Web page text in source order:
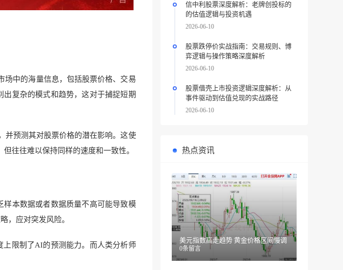
场中的海量信息，包括股票价格、交易
复杂的模式和趋势，这对于捕捉短期
并预测其对股票价格的潜在影响。这使
往往难以保持同样的速度和一致性。
本数据或者数据质量不高可能导致模
，应对突发风险。
限制了AI的预测能力。而人类分析师
信中利股票深度解析：老牌创投标的
的估值逻辑与投资机遇
2026-06-10
股票跌停价实战指南：交易规则、博
弈逻辑与操作策略深度解析
2026-06-10
股票借壳上市投资逻辑深度解析：从
事件驱动到估值兑现的实战路径
2026-06-10
热点资讯
美元指数高走趋势 黄金价格区间慢调
0条留言